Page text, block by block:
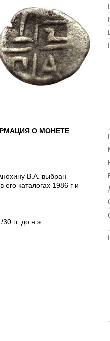
О МОНЕТЕ
В.А. выбран
его каталогах 1986 г и
гг. до н.э.